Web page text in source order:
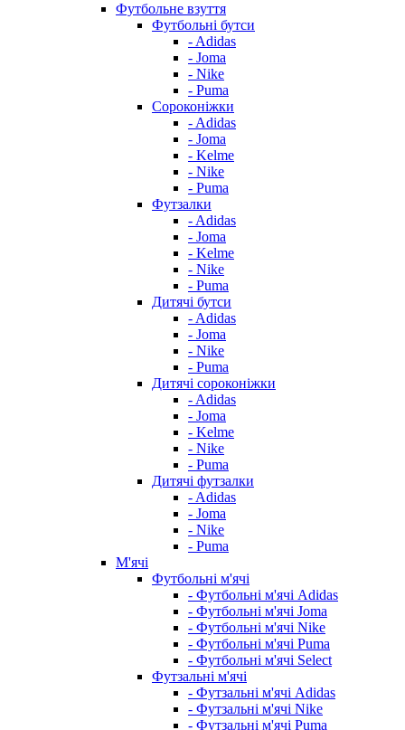
Футбольне взуття
Футбольні бутси
- Adidas
- Joma
- Nike
- Puma
Сороконіжки
- Adidas
- Joma
- Kelme
- Nike
- Puma
Футзалки
- Adidas
- Joma
- Kelme
- Nike
- Puma
Дитячі бутси
- Adidas
- Joma
- Nike
- Puma
Дитячі сороконіжки
- Adidas
- Joma
- Kelme
- Nike
- Puma
Дитячі футзалки
- Adidas
- Joma
- Nike
- Puma
М'ячі
Футбольні м'ячі
- Футбольні м'ячі Adidas
- Футбольні м'ячі Joma
- Футбольні м'ячі Nike
- Футбольні м'ячі Puma
- Футбольні м'ячі Select
Футзальні м'ячі
- Футзальні м'ячі Adidas
- Футзальні м'ячі Nike
- Футзальні м'ячі Puma